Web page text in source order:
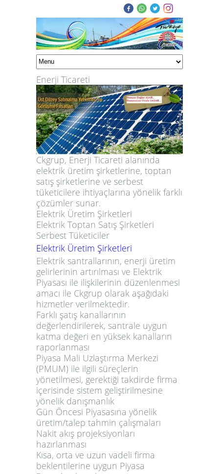
Enerji Ticareti
Ckgrup, Enerji Ticareti alanında
elektrik üretim şirketlerine, toptan
satış şirketlerine ve serbest
tüketicilere ihtiyaçlarına yönelik farklı
çözümler sunar.
Elektrik Üretim Şirketleri
Elektrik Toptan Satış Şirketleri
Serbest Tüketiciler
Elektrik Üretim Şirketleri
Elektrik santrallarının, enerji üretim
gelirlerinin artırılması ve Elektrik
Piyasası ile ilişkilerinin düzenlenmesi
amacı ile Ckgrup olarak aşağıdaki
hizmetler verilmektedir.
Farklı şatış kanallarının
değerlendirilerek, santrale uygun
katma değeri en yüksek kanalların
raporlanması
Piyasa Mali Uzlaştırma Merkezi
(PMUM) ile ilgili süreçlerin
yönetilmesi, gerektiği takdirde firma
içerisinde sistem geliştirilmesine
yönelik danışmanlık
Gün Öncesi Piyasasına yönelik
üretim/talep tahmin çalışmaları
Nakit akış projeksiyonları
hazırlanması
Kısa, orta ve uzun vadeli firma
beklentilerine uygun Piyasa